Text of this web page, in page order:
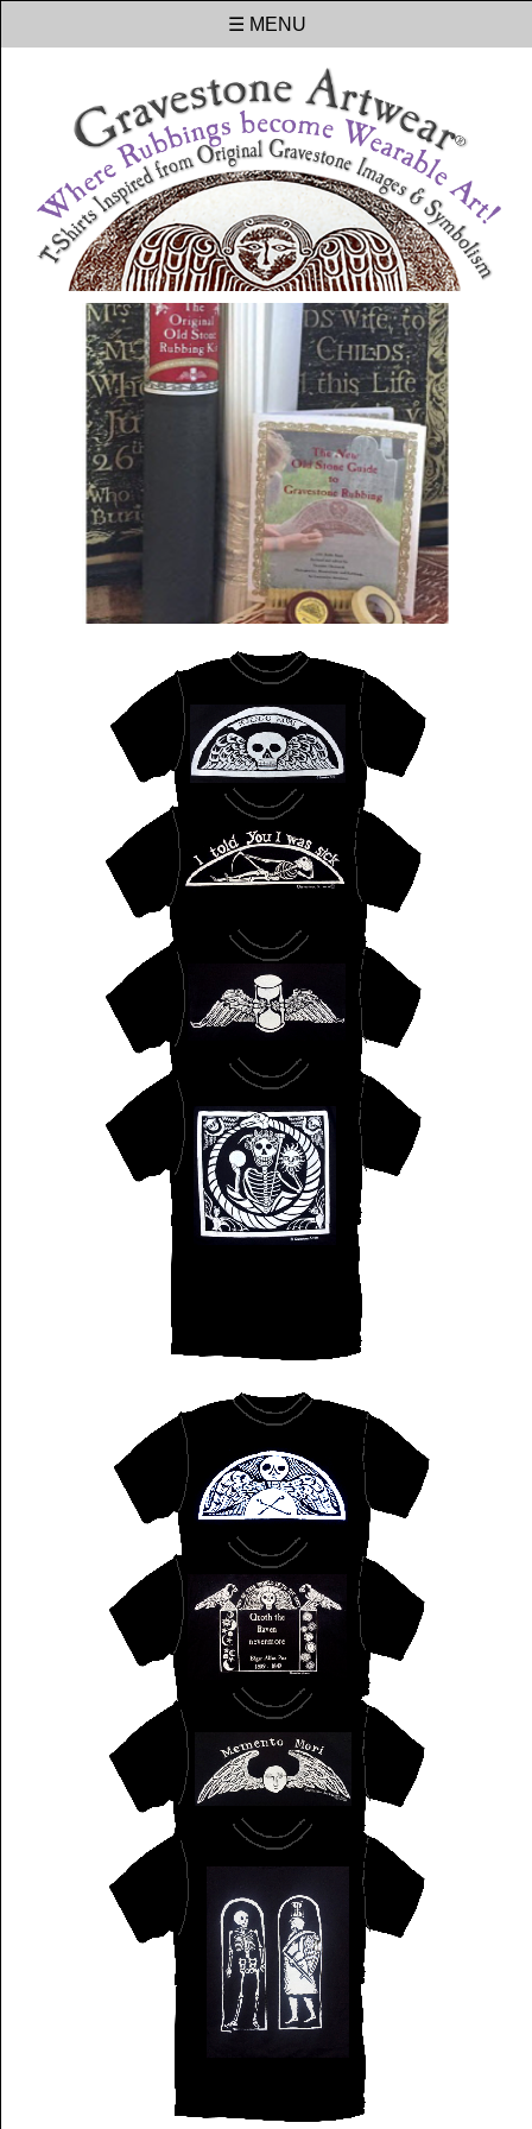
☰ MENU